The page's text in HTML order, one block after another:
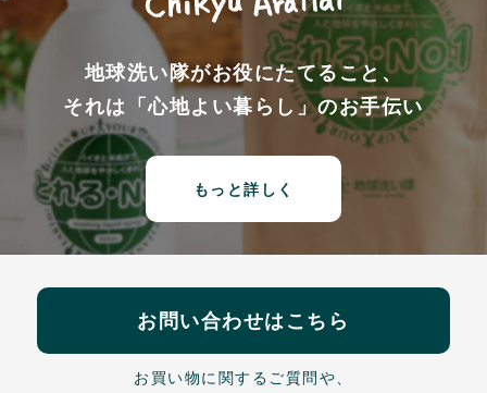
地球洗い隊がお役にたてること、
それは「心地よい暮らし」のお手伝い
もっと詳しく
お問い合わせはこちら
お買い物に関するご質問や、